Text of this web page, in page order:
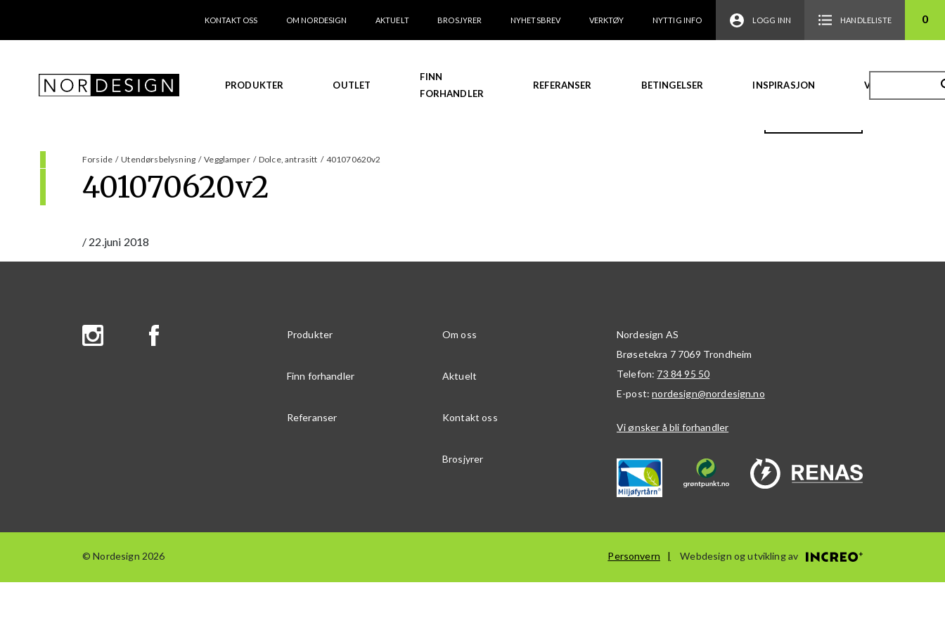
KONTAKT OSS OM NORDESIGN AKTUELT BROSJYRER NYHETSBREV VERKTØY NYTTIG INFO LOGG INN HANDLELISTE 0
PRODUKTER OUTLET
FINN
FORHANDLER
REFERANSER BETINGELSER INSPIRASJON VIDEO
Forside / Utendørsbelysning / Vegglamper / Dolce, antrasitt / 401070620v2
401070620v2
/ 22.juni 2018
Produkter Om oss
Finn forhandler Aktuelt
Referanser Kontakt oss
Brosjyrer
Nordesign AS
Brøsetekra 7 7069 Trondheim
Telefon: 73 84 95 50
E-post:nordesign@nordesign.no
Vi ønsker å bli forhandler
© Nordesign 2026 Personvern Webdesign og utvikling av